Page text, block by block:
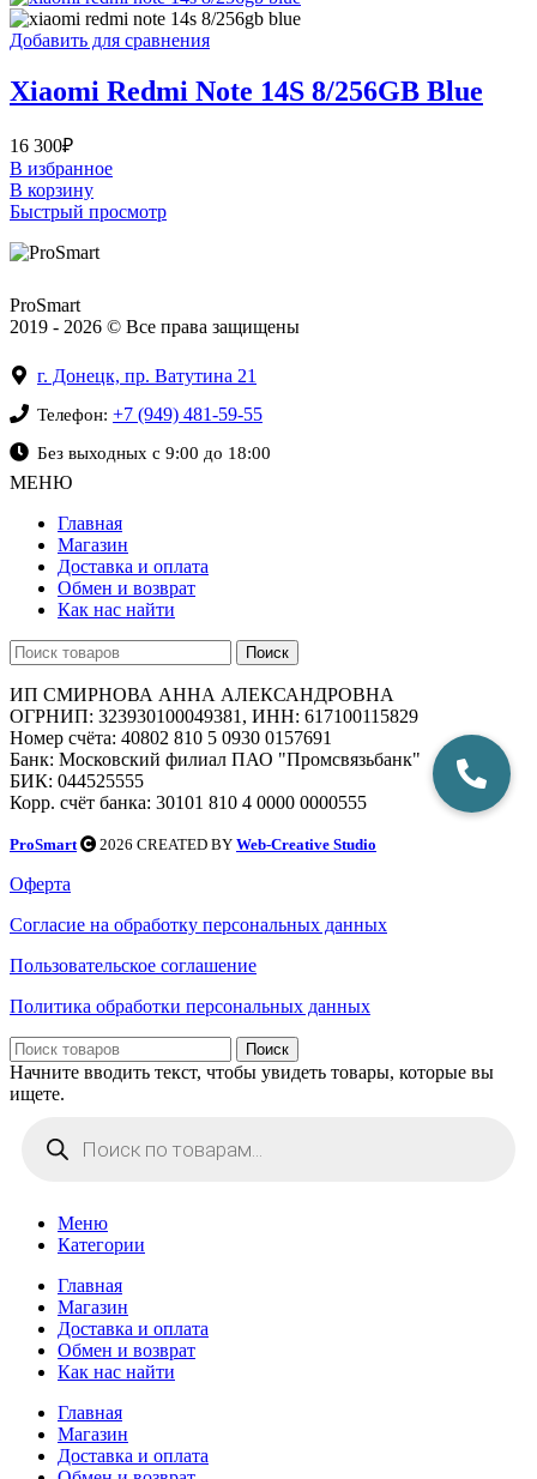
Добавить для сравнения
Xiaomi Redmi Note 14S 8/256GB Blue
16 300₽
В избранное
В корзину
Быстрый просмотр
ProSmart
2019 - 2026 © Все права защищены
г. Донецк, пр. Ватутина 21
Телефон: +7 (949) 481-59-55
Без выходных с 9:00 до 18:00
МЕНЮ
Главная
Магазин
Доставка и оплата
Обмен и возврат
Как нас найти
Поиск
ИП СМИРНОВА АННА АЛЕКСАНДРОВНА
ОГРНИП: 323930100049381, ИНН: 617100115829
Номер счёта: 40802 810 5 0930 0157691
Банк: Московский филиал ПАО "Промсвязьбанк"
БИК: 044525555
Корр. счёт банка: 30101 810 4 0000 0000555
ProSmart 2026 CREATED BY Web-Creative Studio
Оферта
Согласие на обработку персональных данных
Пользовательское соглашение
Политика обработки персональных данных
Поиск
Начните вводить текст, чтобы увидеть товары, которые вы
ищете.
товаров
Меню
Категории
Главная
Магазин
Доставка и оплата
Обмен и возврат
Как нас найти
Главная
Магазин
Доставка и оплата